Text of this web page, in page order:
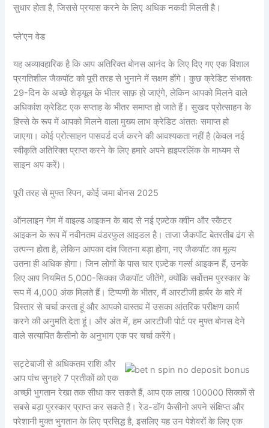
सुधार होता है, जिससे प्रयास करने के लिए अधिक नकदी मिलती है।
प्ले’एन वेड
यह अव्यावहारिक है कि आप अतिरिक्त बोनस आनंद के लिए दिए गए एक विशाल
प्रगतिशील जैकपॉट को पूरी तरह से भुनाने में सक्षम होंगे। कुछ क्रेडिट संभवतः
29-दिन के अच्छे शेड्यूल के भीतर साफ़ हो जाएंगे, लेकिन आपको मिलने वाले
अधिकांश क्रेडिट एक सप्ताह के भीतर समाप्त हो जाते हैं। सुखद प्रोत्साहन के
हिस्से के रूप में आपको मिलने वाला मुख्य लाभ क्रेडिट अंततः समाप्त हो
जाएगा। कोई प्रोत्साहन पासवर्ड दर्ज करने की आवश्यकता नहीं है (केवल नई
स्वीकृति अतिरिक्त प्राप्त करने के लिए हमारे अपने हाइपरलिंक के माध्यम से
साइन अप करें)।
पूरी तरह से मुफ्त स्पिन, कोई जमा बोनस 2025
ऑनलाइन गेम में वाइल्ड आइकन के बाद से नई एज़्टेक क्वीन और स्कैटर
आइकन के रूप में नवीनतम वंडरफुल आइडल है। ताजा जैकपॉट बेतरतीब ढंग से
उत्पन्न होता है, लेकिन आपका दांव जितना बड़ा होगा, नए जैकपॉट का मूल्य
उतना ही अधिक होगा। जिन लोगों के पास चार एज़्टेक गर्ल्स आइकन हैं, उनके
लिए आप नियमित 5,000-सिक्का जैकपॉट जीतेंगे, क्योंकि सर्वोत्तम पुरस्कार के
रूप में 4,000 अंक मिलते हैं। टिप्पणी के भीतर, मैं आरटीजी हार्बर के बारे में
विस्तार से चर्चा करता हूं और आपको वास्तव में उसका आंतरिक परीक्षण कार्य
करने की अनुमति देता हूं। और अंत में, हम आरटीजी पोर्ट पर मुफ्त बोनस देने
वाले सत्यापित कैसीनो के अनुभाग एक पर चर्चा करेंगे।
सट्टेबाजी से अधिकतम राशि और
आप पांच सुनहरे 7 प्रतीकों को एक
अच्छी भुगतान रेखा तक सीधा कर सकते हैं, आप एक लाख 100000 सिक्कों से
सबसे बड़ा पुरस्कार प्राप्त कर सकते हैं। रेड-डॉग कैसीनो अपने संक्षिप्त और
परेशानी मुक्त भुगतान के लिए प्रसिद्ध है, इसलिए यह उन पेशेवरों के लिए एक